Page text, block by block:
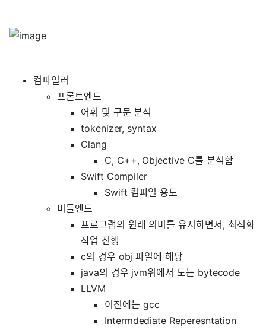
컴파일러
프론트엔드
어휘 및 구문 분석
tokenizer, syntax
Clang
C, C++, Objective C를 분석함
Swift Compiler
Swift 컴파일 용도
미들엔드
프로그램의 원래 의미를 유지하면서, 최적화
작업 진행
c의 경우 obj 파일에 해당
java의 경우 jvm위에서 도는 bytecode
LLVM
이전에는 gcc
Intermdediate Reperesntation